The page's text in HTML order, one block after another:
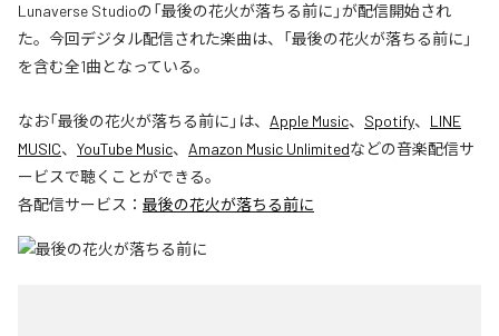
Lunaverse Studioの「最後の花火が落ちる前に」が配信開始され
た。今回デジタル配信された楽曲は、「最後の花火が落ちる前に」
を含む全1曲となっている。
なお「最後の花火が落ちる前に 」は、 Apple Music、 Spotify、 LINE
MUSIC、 YouTube Music、 Amazon Music Unlimitedなどの音楽配信サ
ービスで聴くことができる。
各配信サービス： 最後の花火が落ちる前に